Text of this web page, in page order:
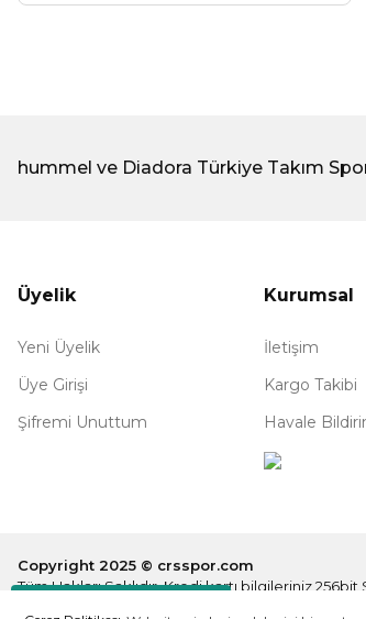
Destek Hattı
hummel ve Diadora Türkiye Takım
Üyelik
Yeni Üyelik
Üye Girişi
Şifremi Unuttum
Kurumsal
İletişim
Kargo Takibi
Havale
Copyright 2025 © crsspor.com
Tüm Hakları Saklıdır. Kredi kartı bilgileriniz